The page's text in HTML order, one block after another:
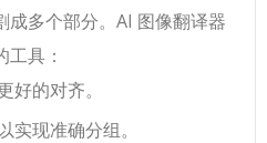
成多个部分。AI 图像翻译器
具：
好的对齐。
实现准确分组。